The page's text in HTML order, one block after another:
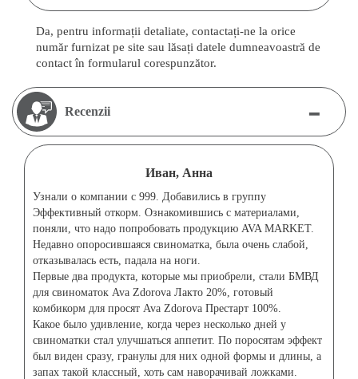
Da, pentru informații detaliate, contactați-ne la orice
număr furnizat pe site sau lăsați datele dumneavoastră de
contact în formularul corespunzător.
Recenzii -
Иван, Анна
Узнали о компании с 999. Добавились в группу
Эффективный откорм. Ознакомившись с материалами,
поняли, что надо попробовать продукцию AVA MARKET.
Недавно опоросившаяся свиноматка, была очень слабой,
отказывалась есть, падала на ноги.
Первые два продукта, которые мы приобрели, стали БМВД
для свиноматок Ava Zdorova Лакто 20%, готовый
комбикорм для просят Ava Zdorova Престарт 100%.
Какое было удивление, когда через несколько дней у
свиноматки стал улучшаться аппетит. По поросятам эффект
был виден сразу, гранулы для них одной формы и длины, а
запах такой классный, хоть сам наворачивай ложками.